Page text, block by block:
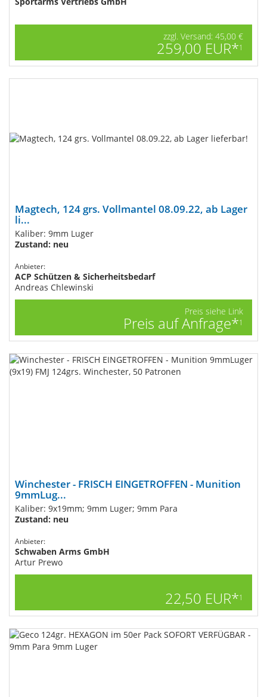
zzgl. Versand: 45,00 €
259,00 EUR*1
Magtech, 124 grs. Vollmantel 08.09.22, ab Lager
li...
Kaliber: 9mm Luger
Zustand: neu
Anbieter:
ACP Schützen & Sicherheitsbedarf
Andreas Chlewinski
Preis siehe Link
Preis auf Anfrage*1
Winchester - FRISCH EINGETROFFEN - Munition
9mmLug...
Kaliber: 9x19mm; 9mm Luger; 9mm Para
Zustand: neu
Anbieter:
Schwaben Arms GmbH
Artur Prewo
22,50 EUR*1